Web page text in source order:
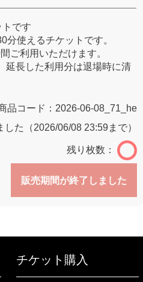
です
使えるチケットです。
ご利用いただけます。
長した利用分は退場時に清
品コード： 2026-06-08_71_he
した（2026/06/08 23:59まで）
残り枚数：
販売期間が終了しました
チケット購入